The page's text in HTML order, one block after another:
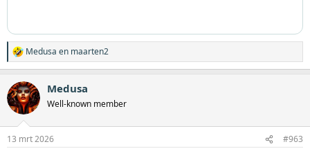
W
a
r
d
e
i
n
Medusa en maarten2
Medusa
Well-known member
13 mrt 2026 #963